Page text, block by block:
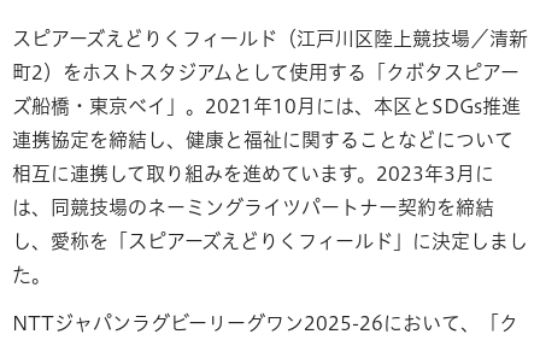
スピアーズえどりくフィールド（江戸川区陸上競技場／清新
町2）をホストスタジアムとして使用する「クボタスピアー
ズ船橋・東京ベイ」。2021年10月には、本区とSDGs推進
連携協定を締結し、健康と福祉に関することなどについて
相互に連携して取り組みを進めています。2023年3月に
は、同競技場のネーミングライツパートナー契約を締結
し、愛称を「スピアーズえどりくフィールド」に決定しまし
た。
NTTジャパンラグビーリーグワン2025-26において、「ク